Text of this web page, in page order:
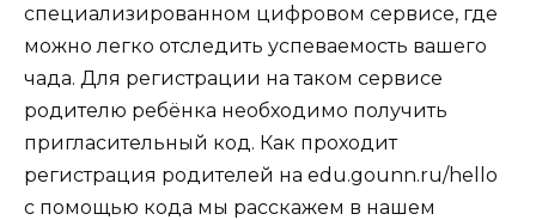
специализированном цифровом сервисе, где
можно легко отследить успеваемость вашего
чада. Для регистрации на таком сервисе
родителю ребёнка необходимо получить
пригласительный код. Как проходит
регистрация родителей на edu.gounn.ru/hello
с помощью кода мы расскажем в нашем